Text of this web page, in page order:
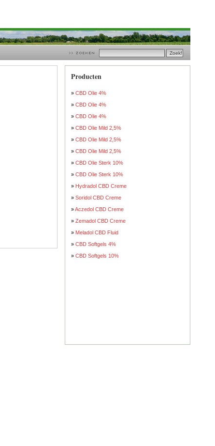
Producten
» CBD Olie 4%
» CBD Olie 4%
» CBD Olie 4%
» CBD Olie Mild 2,5%
» CBD Olie Mild 2,5%
» CBD Olie Mild 2,5%
» CBD Olie Sterk 10%
» CBD Olie Sterk 10%
» Hydradol CBD Creme
» Soridol CBD Creme
»Aczedol CBD Creme
» Zemadol CBD Creme
» Meladol CBD Fluid
» CBD Softgels 4%
» CBD Softgels 10%